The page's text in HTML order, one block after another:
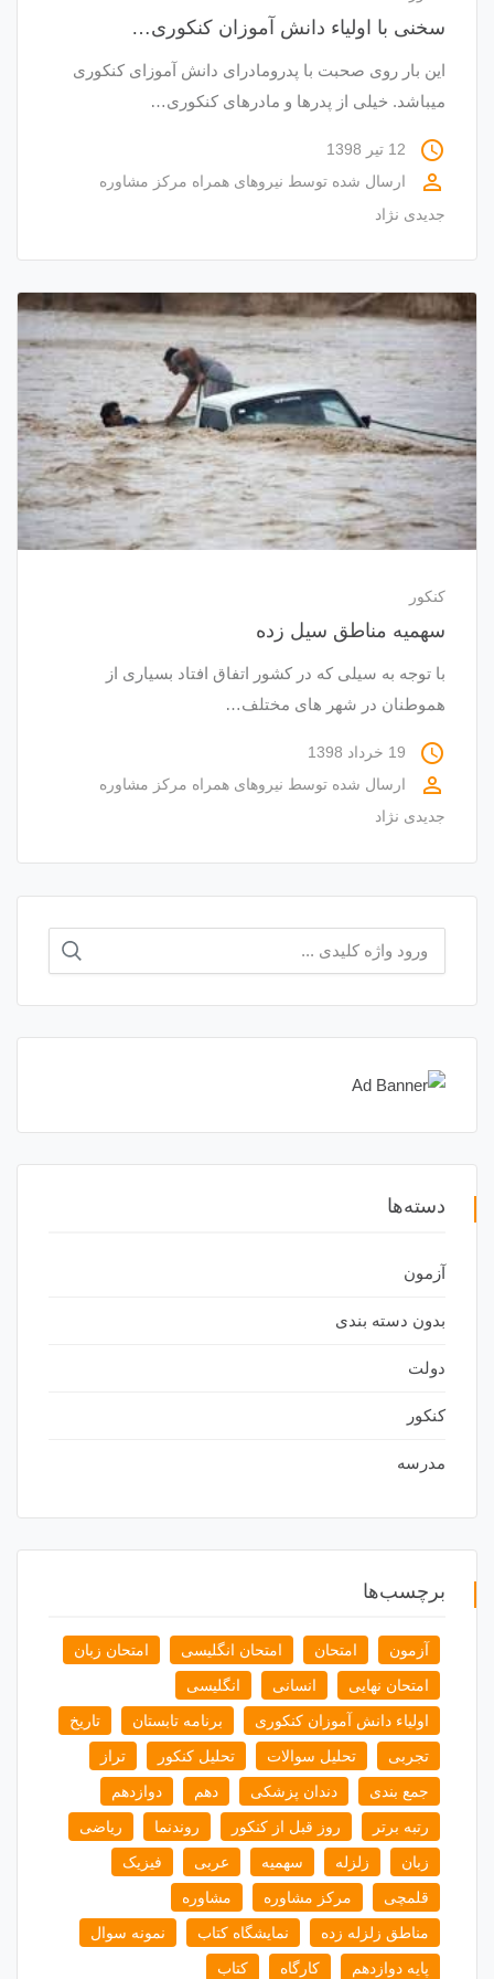
سخنی با اولیاء دانش آموزان کنکوری…
این بار روی صحبت با پدرومادرای دانش آموزای کنکوری
میباشد. خیلی از پدرها و مادرهای کنکوری…
access_time 12 تیر 1398
perm_identity ارسال شده توسط نیروهای همراه مرکز مشاوره
جدیدی نژاد
کنکور
سهمیه مناطق سیل زده
با توجه به سیلی که در کشور اتفاق افتاد بسیاری از
هموطنان در شهر های مختلف…
access_time 19 خرداد 1398
perm_identity ارسال شده توسط نیروهای همراه مرکز مشاوره
جدیدی نژاد
برای:
دسته‌ها
آزمون
بدون دسته بندی
دولت
کنکور
مدرسه
برچسب‌ها
آزمون امتحان امتحان انگلیسی
امتحان زبان
امتحان نهایی
انسانی
انگلیسی
اولیاء دانش آموزان کنکوری
برنامه تابستان
تاریخ
تجربی
تحلیل سوالات تحلیل کنکور
تراز
جمع بندی
دندان پزشکی دهم
دوازدهم
رتبه برتر
روز قبل از کنکور روندنما
ریاضی
زبان
زلزله سهمیه عربی
فیزیک
قلمچی
مرکز مشاوره
مشاوره
مناطق زلزله زده
نمایشگاه کتاب
نمونه سوال
پایه دوازدهم
کارگاه
کتاب